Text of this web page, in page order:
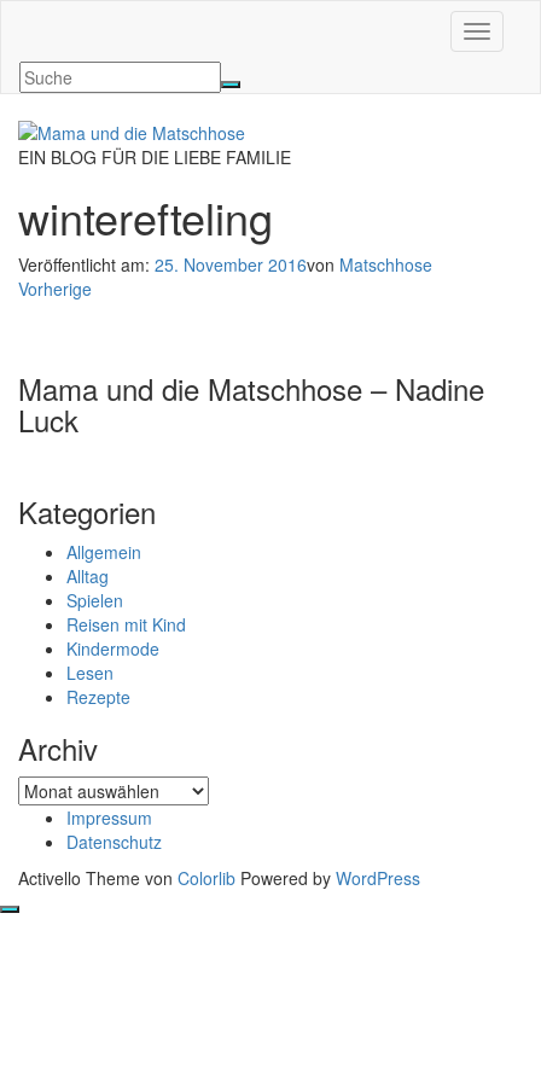
EIN BLOG FÜR DIE LIEBE FAMILIE
winterefteling
Veröffentlicht am: 25. November 2016von Matschhose
Vorherige
Mama und die Matschhose – Nadine
Luck
Kategorien
Allgemein
Alltag
Spielen
Reisen mit Kind
Kindermode
Lesen
Rezepte
Archiv
Archiv
Impressum
Datenschutz
Activello Theme von Colorlib Powered by WordPress